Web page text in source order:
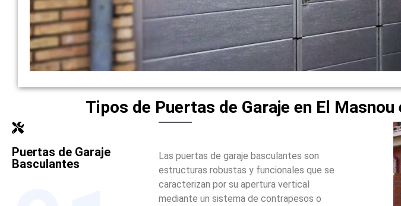
Tipos de Puertas de Garaje en El
Puertas de Garaje
Basculantes
Las puertas de garaje basculantes son
estructuras robustas y funcionales que se
caracterizan por su apertura vertical
mediante un sistema de contrapesos o